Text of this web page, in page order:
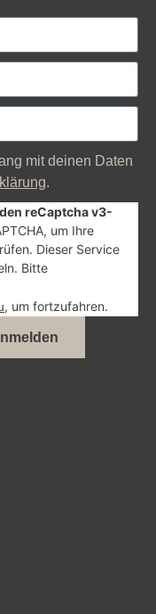
mit deinen Daten
.
reCaptcha v3-
um Ihre
Dieser Service
Bitte
, um fortzufahren.